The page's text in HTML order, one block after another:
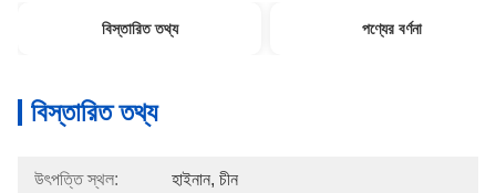
বিস্তারিত তথ্য পণ্যের বর্ণনা
বিস্তারিত তথ্য
উৎপত্তি স্থল: হাইনান, চীন